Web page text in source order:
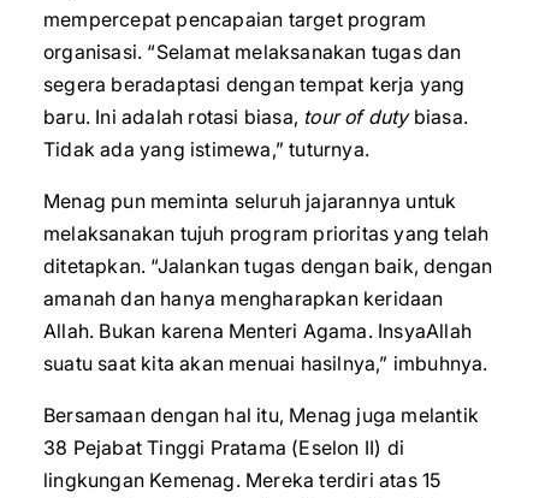
mempercepat pencapaian target program
organisasi. “Selamat melaksanakan tugas dan
segera beradaptasi dengan tempat kerja yang
baru. Ini adalah rotasi biasa, tour of dutybiasa.
Tidak ada yang istimewa,” tuturnya.
Menag pun meminta seluruh jajarannya untuk
melaksanakan tujuh program prioritas yang telah
ditetapkan. “Jalankan tugas dengan baik, dengan
amanah dan hanya mengharapkan keridaan
Allah. Bukan karena Menteri Agama. InsyaAllah
suatu saat kita akan menuai hasilnya,” imbuhnya.
Bersamaan dengan hal itu, Menag juga melantik
38 Pejabat Tinggi Pratama (Eselon II) di
lingkungan Kemenag. Mereka terdiri atas 15